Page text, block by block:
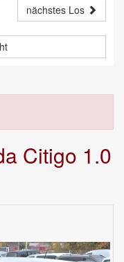
nächstes Los
Citigo 1.0